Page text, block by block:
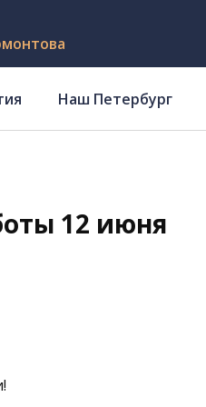
Наш Петербург
12 июня